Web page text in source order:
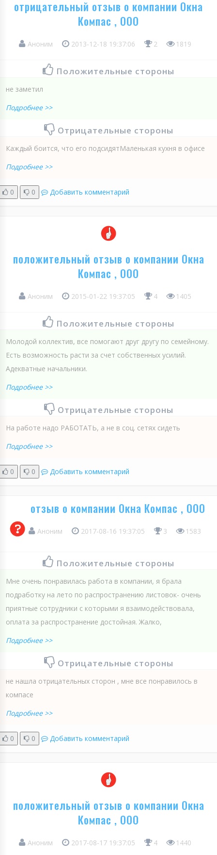
отрицательный отзыв о компании Окна
Компас , ООО
Аноним 2013-12-18 19:37:06 2 1819
Положительные стороны
не заметил
Подробнее >>
Отрицательные стороны
Каждый боится, что его подсидятМаленькая кухня в офисе
Подробнее >>
0 0 Добавить комментарий
положительный отзыв о компании Окна
Компас , ООО
Аноним 2015-01-22 19:37:05 4 1405
Положительные стороны
Молодой коллектив, все помогают друг другу по семейному.
Есть возможность расти за счет собственных усилий.
Адекватные начальники.
Подробнее >>
Отрицательные стороны
На работе надо РАБОТАТЬ, а не в соц. сетях сидеть
Подробнее >>
0 0 Добавить комментарий
отзыв о компании Окна Компас , ООО
Аноним 2017-08-16 19:37:05 3 1583
Положительные стороны
Мне очень понравилась работа в компании, я брала
подработку на лето по распространению листовок- очень
приятные сотрудники с которыми я взаимодействовала,
оплата за распространение достойная. Жалко,
Подробнее >>
Отрицательные стороны
не нашла отрицательных сторон , мне все понравилось в
компасе
Подробнее >>
0 0 Добавить комментарий
положительный отзыв о компании Окна
Компас , ООО
Аноним 2017-08-17 19:37:05 4 1440